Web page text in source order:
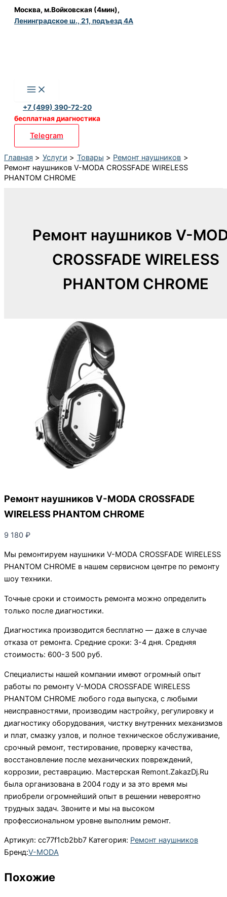
Перейти
Москва, м.Войковская (4мин),
Ленинградское ш., 21, подъезд 4А
+7 (499) 390-72-20
бесплатная диагностика
Telegram
Главная Услуги Товары
Ремонт наушников
Ремонт наушников V-MODA CROSSFADE WIRELESS
PHANTOM CHROME
Ремонт наушников V-
CROSSFADE WIRELESS
PHANTOM CHROME
Ремонт наушников V-MODA CROSSFADE
WIRELESS PHANTOM CHROME
9 180 ₽
Мы ремонтируем наушники V-MODA CROSSFADE WIRELESS
PHANTOM CHROME в нашем сервисном центре по ремонту
шоу техники.
Точные сроки и стоимость ремонта можно определить
только после диагностики.
Диагностика производится бесплатно — даже в случае
отказа от ремонта. Средние сроки: 3-4 дня. Средняя
стоимость: 600-3 500 руб.
Специалисты нашей компании имеют огромный опыт
работы по ремонту V-MODA CROSSFADE WIRELESS
PHANTOM CHROME любого года выпуска, с любыми
неисправностями, производим настройку, регулировку и
диагностику оборудования, чистку внутренних механизмов
и плат, смазку узлов, и полное техническое обслуживание,
срочный ремонт, тестирование, проверку качества,
восстановление после механических повреждений,
коррозии, реставрацию. Мастерская Remont.ZakazDj.Ru
была организована в 2004 году и за это время мы
приобрели огромнейший опыт в решении невероятно
трудных задач. Звоните и мы на высоком
профессиональном уровне выполним ремонт.
Артикул: cc77f1cb2bb7 Категория: Ремонт наушников
Бренд:V-MODA
Похожие